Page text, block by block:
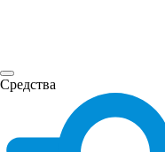
Средства